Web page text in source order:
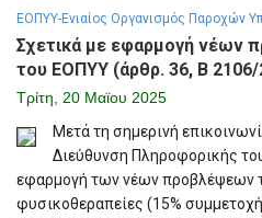
ΕΟΠΥΥ-Ενιαίος Οργανισμός Παροχών
Σχετικά με εφαρμογή νέων
του ΕΟΠΥΥ (άρθρ. 36, Β
Τρίτη, 20 Μαϊου 2025
Μετά τη σημερινή
Διεύθυνση Πληροφορικής
εφαρμογή των νέων προβλέψεων
φυσικοθεραπείες (15%